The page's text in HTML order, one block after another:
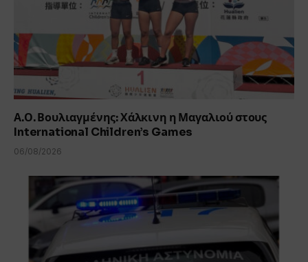
Α.Ο. Βουλιαγμένης: Χάλκινη η Μαγαλιού στους
International Children’s Games
06/08/2026